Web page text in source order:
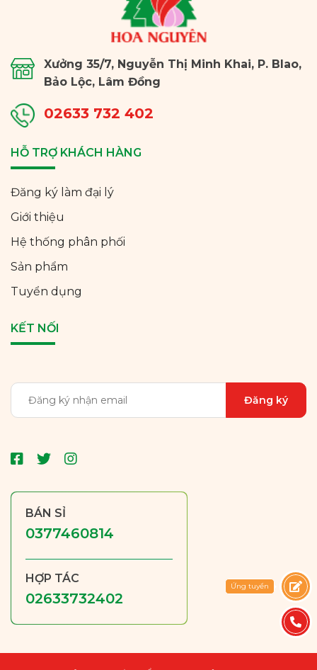
Xưởng 35/7, Nguyễn Thị Minh Khai, P. Blao,
Bảo Lộc, Lâm Đồng
02633 732 402
HỖ TRỢ KHÁCH HÀNG
Đăng ký làm đại lý
Giới thiệu
Hệ thống phân phối
Sản phẩm
Tuyển dụng
KẾT NỐI
BÁN SỈ
0377460814
HỢP TÁC
02633732402
Ứng tuyển